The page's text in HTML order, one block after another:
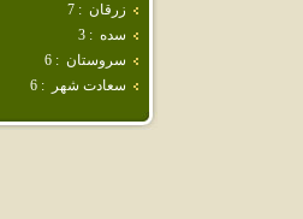
زرقان :
7
سده :
3
سروستان :
6
سعادت شهر
:
6